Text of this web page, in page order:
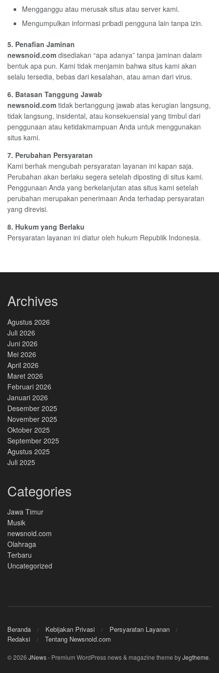
Mengganggu atau merusak situs atau server kami.
Mengumpulkan informasi pribadi pengguna lain tanpa izin.
5. Penafian Jaminan
newsnoid.com disediakan “apa adanya” tanpa jaminan dalam
bentuk apa pun. Kami tidak menjamin bahwa situs kami akan
selalu tersedia, bebas dari kesalahan, atau aman dari virus.
6. Batasan Tanggung Jawab
newsnoid.com tidak bertanggung jawab atas kerugian langsung,
tidak langsung, insidental, atau konsekuensial yang timbul dari
penggunaan atau ketidakmampuan Anda untuk menggunakan
situs kami.
7. Perubahan Persyaratan
Kami berhak mengubah persyaratan layanan ini kapan saja.
Perubahan akan berlaku segera setelah diposting di situs kami.
Penggunaan Anda yang berkelanjutan atas situs kami setelah
perubahan merupakan penerimaan Anda terhadap persyaratan
yang direvisi.
8. Hukum yang Berlaku
Persyaratan layanan ini diatur oleh hukum Republik Indonesia.
Archives
Agustus 2026
Juli 2026
Juni 2026
Mei 2026
April 2026
Maret 2026
Februari 2026
Januari 2026
Desember 2025
November 2025
Oktober 2025
September 2025
Agustus 2025
Juli 2025
Categories
Jawa Timur
Musik
newsnoid.com
Olahraga
Terbaru
Uncategorized
Beranda Kebijakan Privasi
Persyaratan Layanan
Redaksi
Tentang Newsnoid.com
© 2026 JNews- Premium WordPress news & magazine theme byJegtheme.